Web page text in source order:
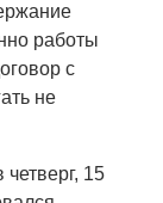
работы
с
не
15